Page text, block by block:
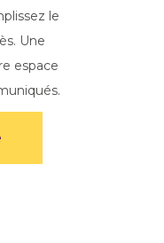
le
Une
espace